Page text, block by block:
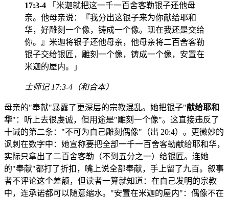
17:3-4 「米迦就把这一千一百舍客勒银子还他母
亲。他母亲说：『我分出这银子来为你献给耶和
华，好雕刻一个像，铸成一个像。现在我还是交给
你。』米迦将银子还他母亲，他母亲将二百舍客勒
银子交给银匠，雕刻一个像，铸成一个像，安置在
米迦的屋内。」
士师记 17:3-4（和合本）
母亲的"奉献"暴露了更深层的宗教混乱。她把银子"献给耶和
华"：听上去很虔诚，但用途是"雕刻一个像"。这直接违反了
十诫的第二条："不可为自己雕刻偶像"（出 20:4）。更微妙的
讽刺在数字中：她宣称要把全部一千一百舍客勒献给耶和华，
实际只拿出了二百舍客勒（不到五分之一）给银匠。连她
的"奉献"都打了折扣，嘴上说全部奉献，手上留了九百。叙事
者不评论这个差额，但读者一算就知道：在自己发明的宗教
中，连承诺都可以随意缩水。"安置在米迦的屋内"：偶像不在